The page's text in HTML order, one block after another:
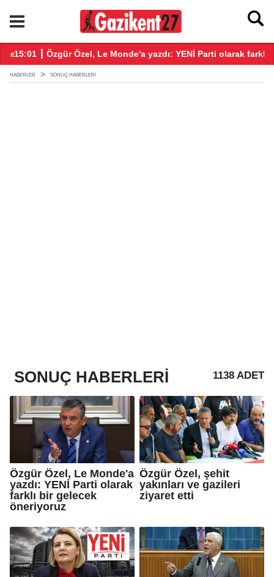
Savunma Anlaşması' imzalandı
15:01 ┋ Özgür Özel, Le Monde'a yazdı: YENİ Parti olarak farklı
HABERLER SONUÇ HABERLERI
SONUÇ HABERLERI 1138 ADET
Özgür Özel, Le Monde'a
yazdı: YENİ Parti olarak
farklı bir gelecek
öneriyoruz
Özgür Özel, şehit
yakınları ve gazileri
ziyaret etti